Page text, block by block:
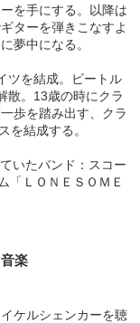
を手にする。以降は
ターを弾きこなすよ
夢中になる。
ツを結成。ビートル
散。13歳の時にクラ
歩を踏み出す、クラ
を結成する。
いたバンド：スコー
「ＬＯＮＥＳＯＭＥ
楽
ケルシェンカーを聴